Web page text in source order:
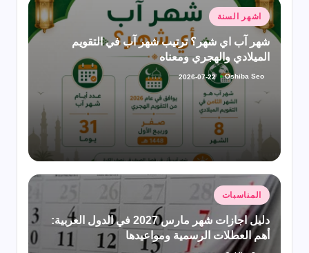
نُشر
في
اشهر السنة
شهر آب اي شهر؟ ترتيب شهر آب في التقويم
الميلادي والهجري ومعناه
تمّ
Oshiba Seo
2026-07-22
نُشر
في
المناسبات
دليل اجازات شهر مارس 2027 في الدول العربية:
أهم العطلات الرسمية ومواعيدها